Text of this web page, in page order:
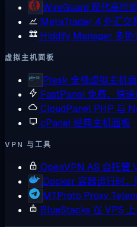
WireGuard 现代高性
MetaTrader 4 外汇交
Hiddify Manager 多协
虚拟主机面板
Plesk 全栈虚拟主机
FastPanel 免费、快
CloudPanel PHP 与
cPanel经典主机面板
VPN 与工具
OpenVPN AS 自托管
Docker 容器运行时，
MTProto Proxy
BlueStacks 在 VPS